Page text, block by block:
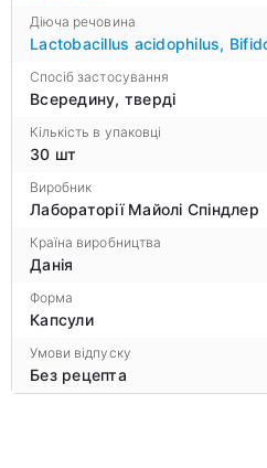
Діюча речовина
Lactobacillus acidophilus,
Спосіб застосування
Всередину, тверді
Кількість в упаковці
30 шт
Виробник
Лабораторії Майолі Спіндлер
Країна виробництва
Данія
Форма
Капсули
Умови відпуску
Без рецепта